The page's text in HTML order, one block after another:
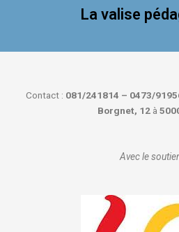
La valise
Contact : 081/241814 – 0473/
Borgnet, 12 à
Avec le